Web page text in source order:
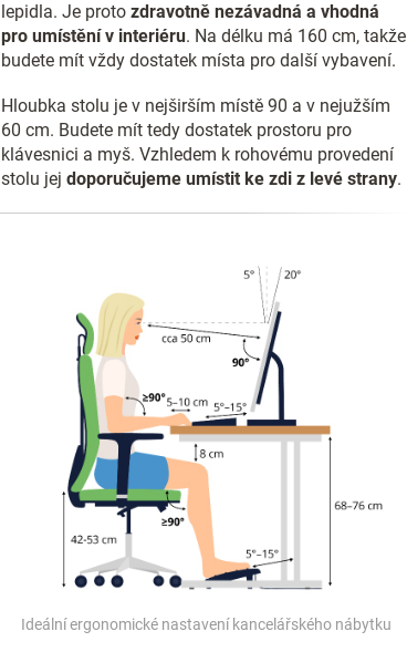
lepidla. Je protozdravotně nezávadná a vhodná
pro umístění v interiéru. Na délku má 160 cm, takže
budete mít vždy dostatek místa pro další vybavení.
Hloubka stolu je v nejširším místě 90 a v nejužším
60 cm. Budete mít tedy dostatek prostoru pro
klávesnici a myš. Vzhledem k rohovému provedení
stolu jejdoporučujeme umístit ke zdi z levé strany.
Ideální ergonomické nastavení kancelářského nábytku